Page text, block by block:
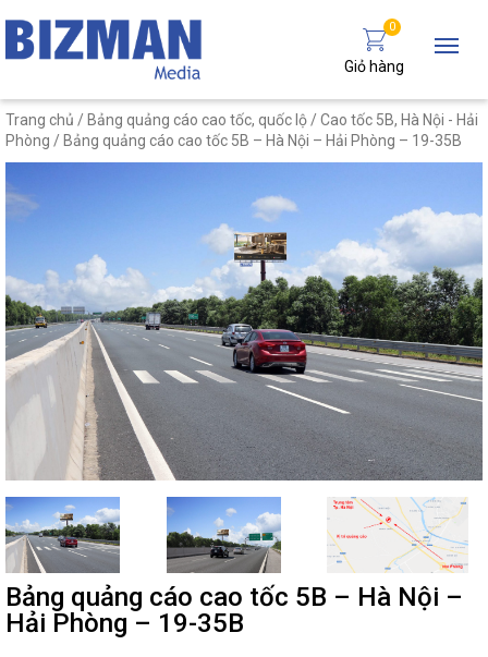
0
Giỏ hàng
Trang chủ / Bảng quảng cáo cao tốc, quốc lộ /Cao tốc 5B, Hà Nội - Hải
Phòng / Bảng quảng cáo cao tốc 5B – Hà Nội – Hải Phòng – 19-35B
Bảng quảng cáo cao tốc 5B – Hà Nội –
Hải Phòng – 19-35B